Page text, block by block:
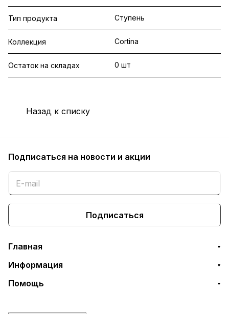
Тип продукта Ступень
Коллекция Cortina
Остаток на складах 0 шт
Назад к списку
Подписаться на новости и акции
Подписаться
Главная
Информация
Помощь